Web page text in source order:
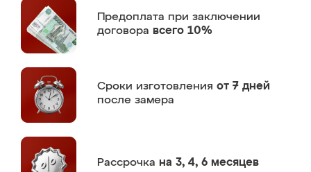
Предоплата при заключении
договора всего 10%
Сроки изготовления от 7 дней
после замера
Рассрочка на 3, 4, 6 месяцев